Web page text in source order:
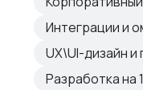
Интеграции и
UX\UI-дизайн
Разработка на